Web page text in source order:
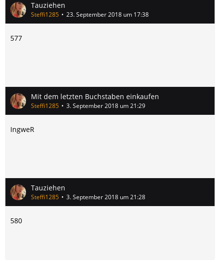
Tauziehen
Steffi1285 23. September 2018 um 17:38
577
Mit dem letzten Buchstaben einkaufen
Steffi1285 3. September 2018 um 21:29
IngweR
Tauziehen
Steffi1285 3. September 2018 um 21:28
580